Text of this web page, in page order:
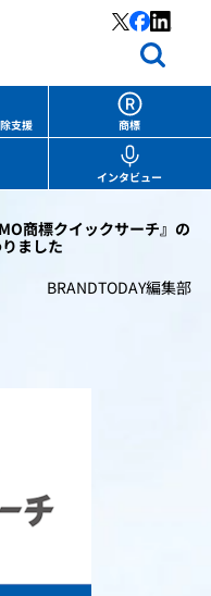
支援
商標
インタビュー
商標クイックサーチ』の
ました
BRANDTODAY編集部